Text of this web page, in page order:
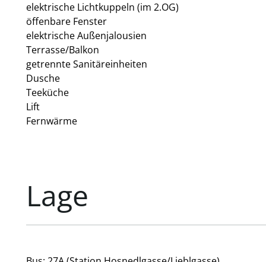
elektrische Lichtkuppeln (im 2.OG)
öffenbare Fenster
elektrische Außenjalousien
Terrasse/Balkon
getrennte Sanitäreinheiten
Dusche
Teeküche
Lift
Fernwärme
Lage